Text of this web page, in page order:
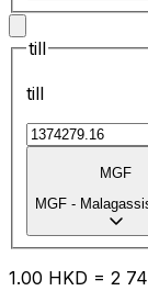
till
till
MGF
MGF -
1.00 HKD = 2 74